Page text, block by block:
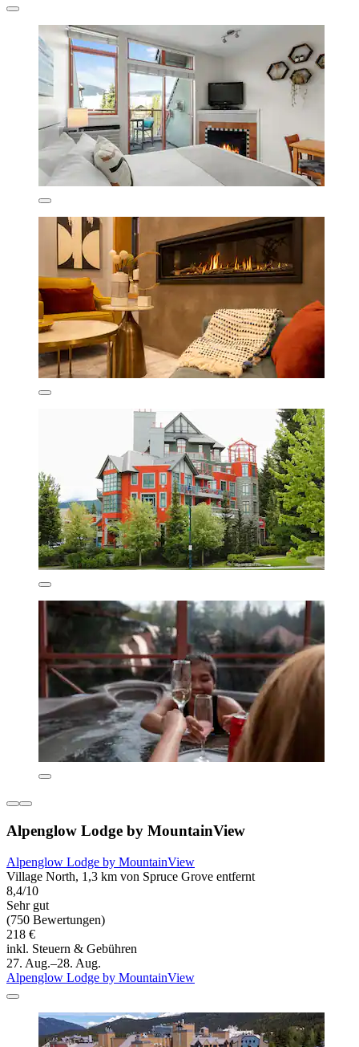
Alpenglow Lodge by MountainView
Alpenglow Lodge by MountainView
Village North, 1,3 km von Spruce Grove entfernt
8,4/10
Sehr gut
(750 Bewertungen)
218 €
inkl. Steuern & Gebühren
27. Aug.–28. Aug.
Alpenglow Lodge by MountainView